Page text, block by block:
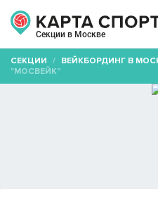
Секции в Москве
СЕКЦИИ / ВЕЙКБОРДИНГ В
"МОСВЕЙК"